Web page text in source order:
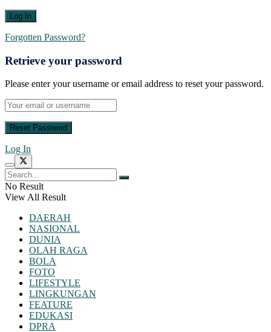
Forgotten Password?
Retrieve your password
Please enter your username or email address to reset your password.
Log In
No Result
View All Result
DAERAH
NASIONAL
DUNIA
OLAH RAGA
BOLA
FOTO
LIFESTYLE
LINGKUNGAN
FEATURE
EDUKASI
DPRA